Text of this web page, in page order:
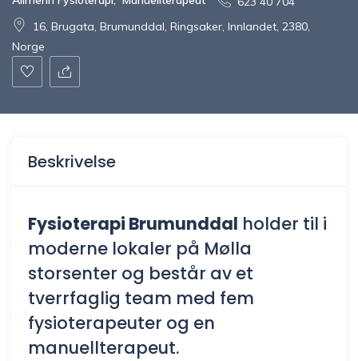
16, Brugata, Brumunddal, Ringsaker, Innlandet, 2380,
Norge
Beskrivelse
Fysioterapi Brumunddal holder til i
moderne lokaler på Mølla
storsenter og består av et
tverrfaglig team med fem
fysioterapeuter og en
manuellterapeut.